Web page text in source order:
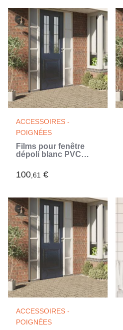
ACCESSOIRES -
POIGNÉES
Films pour fenêtre
dépoli blanc PVC
100,61 €
ACCESSOIRES -
POIGNÉES